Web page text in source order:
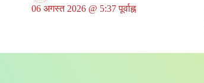
06 अगस्त 2026 @ 5:37 पूर्वाह्न